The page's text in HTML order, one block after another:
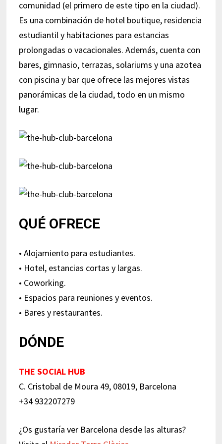
comunidad (el primero de este tipo en la ciudad).
Es una combinación de hotel boutique, residencia
estudiantil y habitaciones para estancias
prolongadas o vacacionales. Además, cuenta con
bares, gimnasio, terrazas, solariums y una azotea
con piscina y bar que ofrece las mejores vistas
panorámicas de la ciudad, todo en un mismo
lugar.
QUÉ OFRECE
• Alojamiento para estudiantes.
• Hotel, estancias cortas y largas.
• Coworking.
• Espacios para reuniones y eventos.
• Bares y restaurantes.
DÓNDE
THE SOCIAL HUB
C. Cristobal de Moura 49, 08019, Barcelona
+34 932207279
¿Os gustaría ver Barcelona desde las alturas?